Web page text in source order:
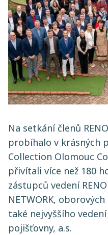
Na setkání členů
probíhalo v krásných
Collection Olomouc
přivítali více než 180
zástupců vedení
NETWORK,
také nejvyššího
pojišťovny, a.s.